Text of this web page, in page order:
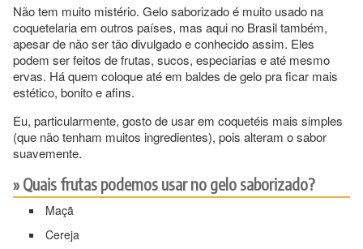
Não tem muito mistério. Gelo saborizado é muito usado na
coquetelaria em outros países, mas aqui no Brasil também,
apesar de não ser tão divulgado e conhecido assim. Eles
podem ser feitos de frutas, sucos, especiarias e até mesmo
ervas. Há quem coloque até em baldes de gelo pra ficar mais
estético, bonito e afins.
Eu, particularmente, gosto de usar em coquetéis mais simples
(que não tenham muitos ingredientes), pois alteram o sabor
suavemente.
Quais frutas podemos usar no gelo saborizado?
Maçã
Cereja